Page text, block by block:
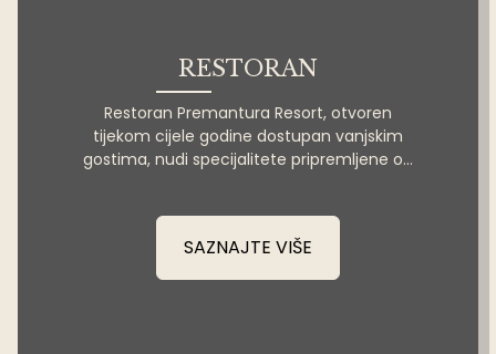
RESTORAN
Restoran Premantura Resort, otvoren
tijekom cijele godine dostupan vanjskim
gostima, nudi specijalitete pripremljene od
SAZNAJTE VIŠE